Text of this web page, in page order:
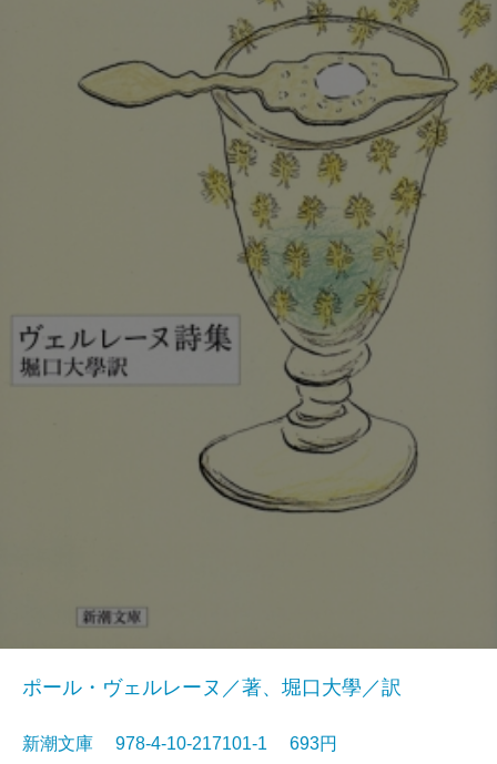
ポール・ヴェルレーヌ／著、堀口大學／訳
新潮文庫 978-4-10-217101-1 693円